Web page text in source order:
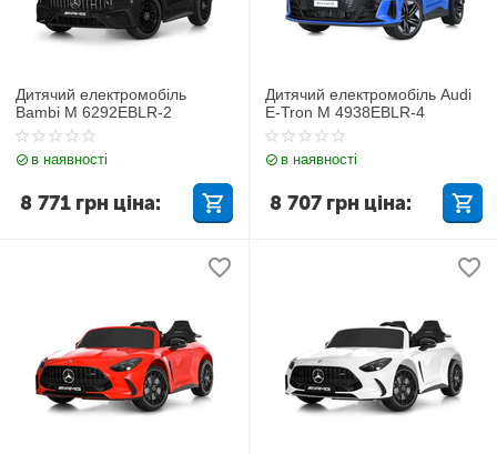
Дитячий електромобіль
Bambi M 6292EBLR-2
в наявності
8 771 грн ціна:
Дитячий електромобіль Audi
E-Tron M 4938EBLR-4
в наявності
8 707 грн ціна: